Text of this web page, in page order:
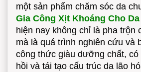
một sản phẩm chăm sóc da
Gia Công Xịt Khoáng Cho
hiện nay không chỉ là pha trộn
mà là quá trình nghiên cứu và
công thức giàu dưỡng chất, có
hồi và tái tạo cấu trúc da lão